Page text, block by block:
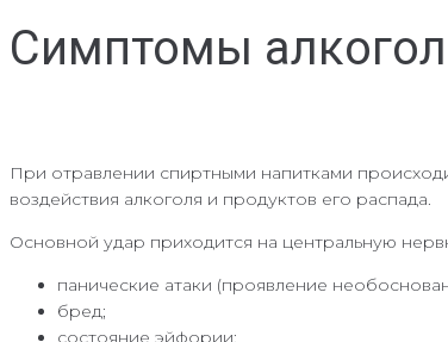
Симптомы
При отравлении спиртными напитками
воздействия алкоголя и продуктов его распада.
Основной удар приходится на центральную
панические атаки (проявление
бред;